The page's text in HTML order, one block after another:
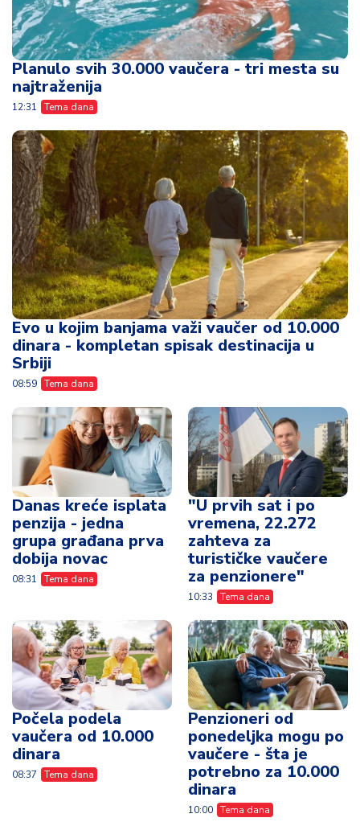
Planulo svih 30.000 vaučera - tri mesta su
najtraženija
12:31 Tema dana
Evo u kojim banjama važi vaučer od 10.000
dinara - kompletan spisak destinacija u
Srbiji
08:59 Tema dana
Danas kreće isplata
penzija - jedna
grupa građana prva
dobija novac
08:31 Tema dana
"U prvih sat i po
vremena, 22.272
zahteva za
turističke vaučere
za penzionere"
10:33 Tema dana
Počela podela
vaučera od 10.000
dinara
08:37 Tema dana
Penzioneri od
ponedeljka mogu po
vaučere - šta je
potrebno za 10.000
dinara
10:00 Tema dana